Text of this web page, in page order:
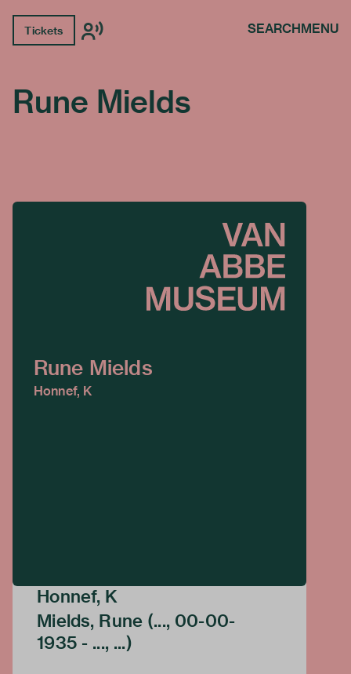
Tickets SEARCHMENU
Rune Mields
Rune Mields
Honnef, K
Honnef, K
Mields, Rune (..., 00-00-
1935 - ..., ...)